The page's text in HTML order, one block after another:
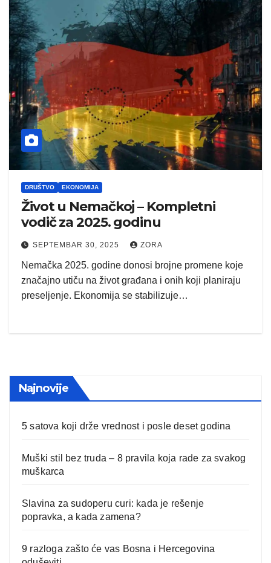
DRUŠTVO EKONOMIJA
Život u Nemačkoj – Kompletni
vodič za 2025. godinu
SEPTEMBAR 30, 2025 ZORA
Nemačka 2025. godine donosi brojne promene koje
značajno utiču na život građana i onih koji planiraju
preseljenje. Ekonomija se stabilizuje…
Najnovije
5 satova koji drže vrednost i posle deset godina
Muški stil bez truda – 8 pravila koja rade za svakog
muškarca
Slavina za sudoperu curi: kada je rešenje
popravka, a kada zamena?
9 razloga zašto će vas Bosna i Hercegovina